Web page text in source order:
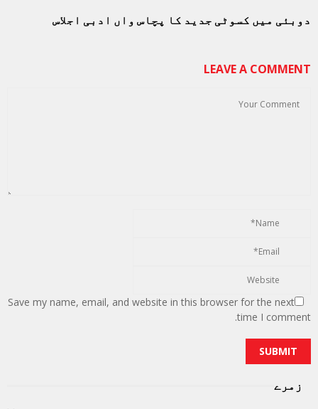
دوبئی میں کسوٹی جدید کا پچاس واں ادبی اجلاس
LEAVE A COMMENT
Save my name, email, and website in this browser for the next
time I comment.
زمرے